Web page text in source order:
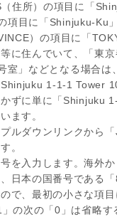
住所）の項目に「
項目に「Shinjuku-Ku
）の項目に「
に住んでいて、「東
室」などとなる場合は
1-1-1 Tower
ずに単に「Shinjuku
ます。
ルダウンリンクから
。
を入力します。海外
日本の国番号である
で、最初の小さな項
の次の「0」は省略す